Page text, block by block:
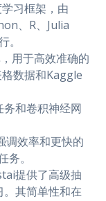
习框架，由
、R、Julia
。
用于高效准确的
数据和Kaggle
务和卷积神经网
调效率和更快的
。
提供了高级抽
其简单性和在